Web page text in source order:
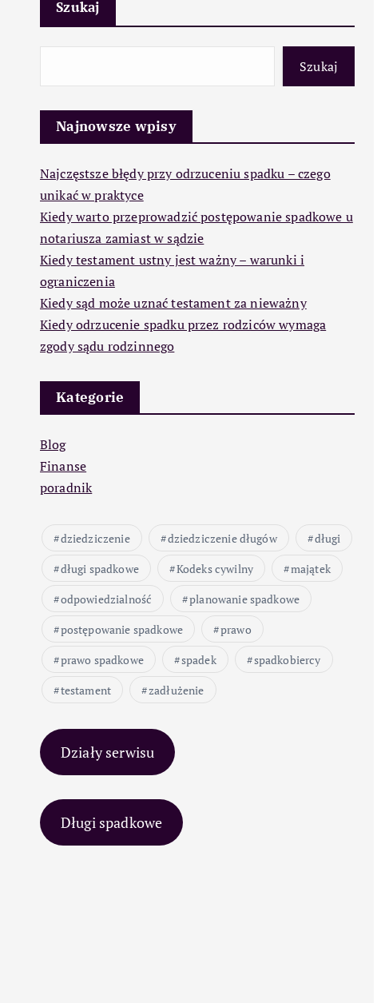
Szukaj
Szukaj
Najnowsze wpisy
Najczęstsze błędy przy odrzuceniu spadku – czego
unikać w praktyce
Kiedy warto przeprowadzić postępowanie spadkowe u
notariusza zamiast w sądzie
Kiedy testament ustny jest ważny – warunki i
ograniczenia
Kiedy sąd może uznać testament za nieważny
Kiedy odrzucenie spadku przez rodziców wymaga
zgody sądu rodzinnego
Kategorie
Blog
Finanse
poradnik
dziedziczenie dziedziczenie długów
długi
długi spadkowe
Kodeks cywilny
majątek
odpowiedzialność
planowanie spadkowe
postępowanie spadkowe
prawo
prawo spadkowe
spadek
spadkobiercy
testament
zadłużenie
Działy serwisu
Długi spadkowe